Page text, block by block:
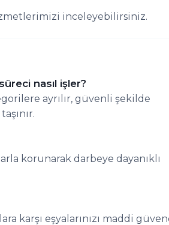
inceleyebilirsiniz.
nasıl işler?
ayrılır, güvenli şekilde
korunarak darbeye dayanıklı
karşı eşyalarınızı maddi